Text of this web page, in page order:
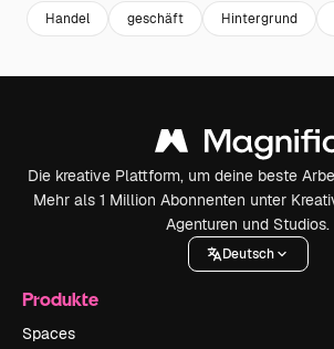
Handel geschäft Hintergrund
Die kreative Plattform, um deine beste
Mehr als 1 Million Abonnenten unter
Agenturen und Studios.
Deutsch
Produkte
Spaces